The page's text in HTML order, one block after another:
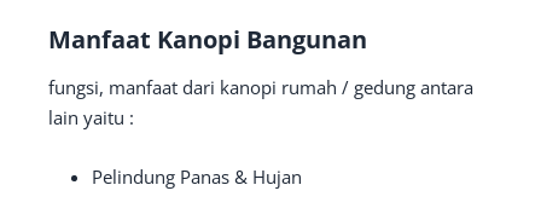
Manfaat Kanopi Bangunan
fungsi, manfaat dari kanopi rumah / gedung antara
lain yaitu :
Pelindung Panas & Hujan